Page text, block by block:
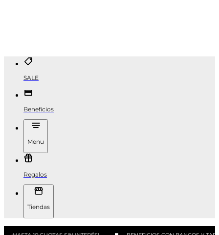
SALE
Beneficios
Menu
Regalos
Tiendas